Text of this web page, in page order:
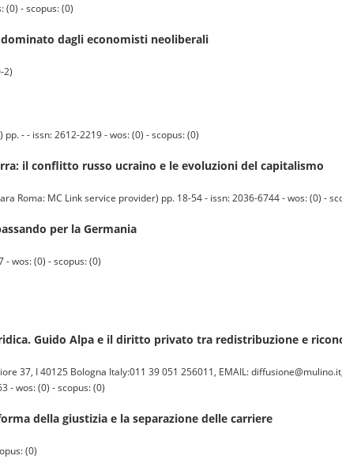
(0) - scopus: (0)
dagli economisti neoliberali
2)
pp. - - issn: 2612-2219 - wos: (0) - scopus: (0)
il conflitto russo ucraino e le evoluzioni del capitalismo
Roma: MC Link service provider) pp. 18-54 - issn: 2036-6744 - wos: (0) -
per la Germania
- wos: (0) - scopus: (0)
Guido Alpa e il diritto privato tra redistribuzione e
37, I 40125 Bologna Italy:011 39 051 256011, EMAIL:
- wos: (0) - scopus: (0)
della giustizia e la separazione delle carriere
(0)